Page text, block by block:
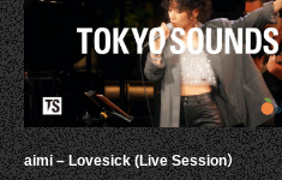
aimi – Lovesick (Live Session）